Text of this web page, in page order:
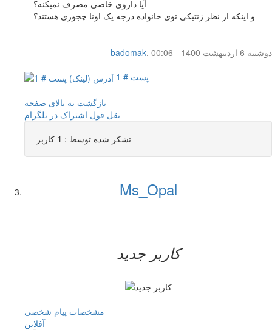
آیا داروی خاصی مصرف نمیکنه؟
و اینکه از نظر ژنتیکی توی خانواده درجه یک اونا چجوری هستند؟
badomak,
دوشنبه 6 اردیبهشت 1400 - 00:06
پست # 1
بازگشت به بالای صفحه
نقل قول اشتراک در تلگرام
تشکر شده توسط : 1 کاربر
Ms_Opal
کاربر جدید
مشخصات پیام شخصی
آفلاين